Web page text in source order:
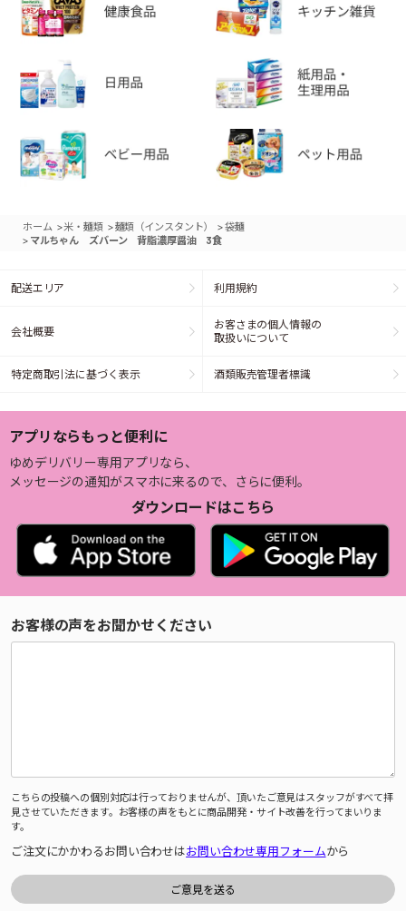
ホーム >米・麺類 >麺類（インスタント） >袋麺
> マルちゃん ズバーン 背脂濃厚醤油 3食
配送エリア 利用規約
会社概要
お客さまの個人情報の
取扱いについて
特定商取引法に基づく表示 酒類販売管理者標識
アプリならもっと便利に
ゆめデリバリー専用アプリなら、
メッセージの通知がスマホに来るので、さらに便利。
ダウンロードはこちら
お客様の声をお聞かせください
こちらの投稿への個別対応は行っておりませんが、頂いたご意見はスタッフがすべて拝
見させていただきます。お客様の声をもとに商品開発・サイト改善を行ってまいりま
す。
ご注文にかかわるお問い合わせはお問い合わせ専用フォームから